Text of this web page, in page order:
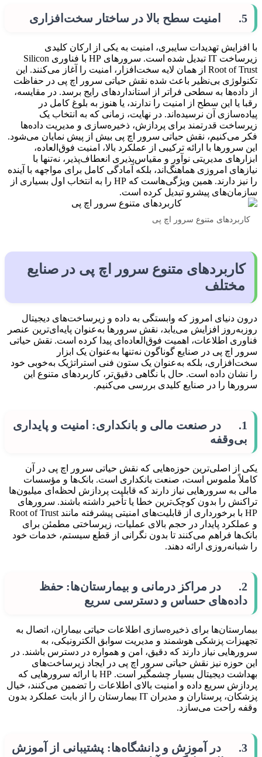
5. امنیت سطح بالا در ساختار سخت‌افزاری
با افزایش تهدیدات سایبری، امنیت به یکی از ارکان کلیدی
زیرساخت IT تبدیل شده است. سرورهای HP با فناوری Silicon
Root of Trust از همان لایه سخت‌افزار، امنیت را آغاز می‌کنند. این
تکنولوژی بی‌نظیر باعث شده نقش حیاتی سرور اچ پی در حفاظت
از داده‌ها به سطحی فراتر از استانداردهای رایج برسد. در مقایسه،
رقبا یا این سطح از امنیت را ندارند، یا هنوز به بلوغ کامل در
پیاده‌سازی آن نرسیده‌اند. در نهایت، زمانی که به انتخاب یک
زیرساخت قدرتمند برای پردازش، ذخیره‌سازی و مدیریت داده‌ها
فکر می‌کنیم، نقش حیاتی سرور اچ پی بیش از پیش نمایان می‌شود.
این سرورها با ارائه ترکیبی از عملکرد بالا، امنیت فوق‌العاده،
ابزارهای مدیریتی نوآور و مقیاس‌پذیری انعطاف‌پذیر، نه‌تنها با
نیازهای امروزی هماهنگ‌اند، بلکه آمادگی کامل برای مواجهه با آینده
را نیز دارند. همین ویژگی‌هاست که HP را به انتخاب اول بسیاری از
سازمان‌های پیشرو تبدیل کرده است.
کاربردهای متنوع سرور اچ پی
کاربردهای متنوع سرور اچ پی در صنایع
مختلف
درون دنیای امروز که وابستگی به داده و زیرساخت‌های دیجیتال
روزبه‌روز افزایش می‌یابد، نقش سرورها به‌عنوان پایه‌ای‌ترین عنصر
فناوری اطلاعات، اهمیت فوق‌العاده‌ای پیدا کرده است. نقش حیاتی
سرور اچ پی در صنایع گوناگون نه‌تنها به‌عنوان یک ابزار
سخت‌افزاری، بلکه به‌عنوان یک ستون فنی استراتژیک به‌خوبی خود
را نشان داده است. حال با نگاهی دقیق‌تر، کاربردهای متنوع این
سرورها را در صنایع کلیدی بررسی می‌کنیم.
1. در صنعت مالی و بانکداری: امنیت و پایداری
بی‌وقفه
یکی از اصلی‌ترین حوزه‌هایی که نقش حیاتی سرور اچ پی در آن
کاملاً ملموس است، صنعت بانکداری است. بانک‌ها و مؤسسات
مالی به سرورهایی نیاز دارند که قابلیت پردازش لحظه‌ای میلیون‌ها
تراکنش را بدون کوچک‌ترین خطا یا تأخیر داشته باشند. سرورهای
HP با برخورداری از قابلیت‌های امنیتی پیشرفته مانند Root of Trust
و عملکرد پایدار در حجم بالای عملیات، زیرساختی مطمئن برای
بانک‌ها فراهم می‌کنند تا بدون نگرانی از قطع سیستم، خدمات خود
را شبانه‌روزی ارائه دهند.
2. در مراکز درمانی و بیمارستان‌ها: حفظ
داده‌های حساس و دسترسی سریع
بیمارستان‌ها برای ذخیره‌سازی اطلاعات حیاتی بیماران، اتصال به
تجهیزات پزشکی هوشمند و مدیریت سوابق الکترونیکی، به
سرورهایی نیاز دارند که دقیق، امن و همواره در دسترس باشند. در
این حوزه نیز نقش حیاتی سرور اچ پی در ایجاد زیرساخت‌های
بهداشت دیجیتال بسیار چشمگیر است. HP با ارائه سرورهایی که
پردازش سریع داده و امنیت بالای اطلاعات را تضمین می‌کنند، خیال
پزشکان، پرستاران و مدیران IT بیمارستان را از بابت عملکرد بدون
وقفه راحت می‌سازد.
3. در آموزش و دانشگاه‌ها: پشتیبانی از آموزش